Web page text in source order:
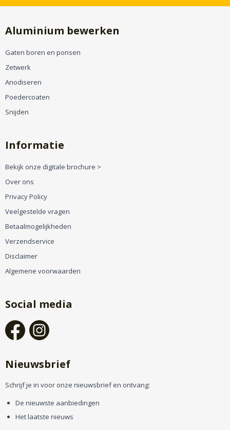
Aluminium bewerken
Gaten boren en ponsen
Zetwerk
Anodiseren
Poedercoaten
Snijden
Informatie
Bekijk onze digitale brochure >
Over ons
Privacy Policy
Veelgestelde vragen
Betaalmogelijkheden
Verzendservice
Disclaimer
Algemene voorwaarden
Social media
Nieuwsbrief
Schrijf je in voor onze nieuwsbrief en ontvang:
De nieuwste aanbiedingen
Het laatste nieuws